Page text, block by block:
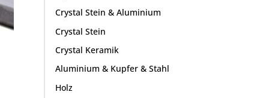
Crystal Stein & Aluminium
Crystal Stein
Crystal Keramik
Aluminium & Kupfer & Stahl
Holz